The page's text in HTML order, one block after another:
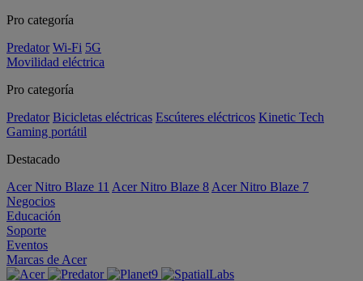
Pro categoría
Predator Wi-Fi 5G
Movilidad eléctrica
Pro categoría
Predator Bicicletas eléctricas Escúteres eléctricos Kinetic Tech
Gaming portátil
Destacado
Acer Nitro Blaze 11 Acer Nitro Blaze 8 Acer Nitro Blaze 7
Negocios
Educación
Soporte
Eventos
Marcas de Acer